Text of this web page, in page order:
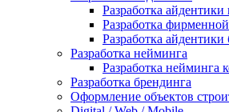
Разработка
Разработка
Разработка айдентики
Разработка нейминга
Разработка нейминга
Разработка брендинга
Оформление объектов